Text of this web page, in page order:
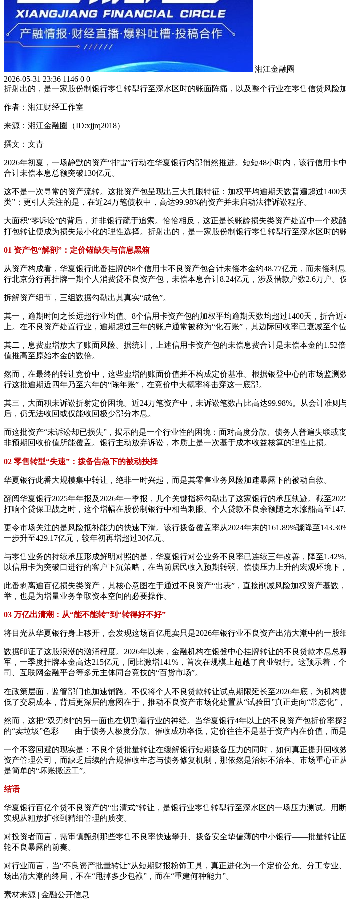
湘江金融圈
2026-05-31 23:36 1146 0 0
折射出的，是一家股份制银行零售转型行至深水区时的账面阵痛，以及整个行业在零售信贷风险
作者：湘江财经工作室
来源：湘江金融圈（ID:xjjrq2018）
撰文：文青
2026年初夏，一场静默的资产“排雷”行动在华夏银行内部悄然推进。短短48小时内，该行信用
合计未偿本息总额突破130亿元。
这不是一次寻常的资产流转。这批资产包呈现出三大扎眼特征：加权平均逾期天数普遍超过
类”；更引人关注的是，在近24万笔债权中，高达99.98%的资产并未启动法律诉讼程序。
大面积“零诉讼”的背后，并非银行疏于追索。恰恰相反，这正是长账龄损失类资产处置中一个
打包转让便成为损失最小化的理性选择。折射出的，是一家股份制银行零售转型行至深水区时的
01 资产包“解剖”：定价锚缺失与信息黑箱
从资产构成看，华夏银行此番挂牌的8个信用卡不良资产包合计未偿本金约48.77亿元，而未偿利
行北京分行再挂牌一期个人消费贷不良资产包，未偿本息合计8.24亿元，涉及借款户数2.6万户。
拆解资产细节，三组数据勾勒出其真实“成色”。
其一，逾期时间之长远超行业均值。8个信用卡资产包的加权平均逾期天数均超过1400天，折合
上。在不良资产处置行业，逾期超过三年的账户通常被称为“化石账”，其边际回收率已衰减至个
其二，息费虚增放大了账面风险。据统计，上述信用卡资产包的未偿息费合计是未偿本金的
值推高至原始本金的数倍。
然而，在最终的转让竞价中，这些虚增的账面价值并不构成定价基准。根据银登中心的市场监
行这批逾期近四年乃至六年的“陈年账”，在竞价中大概率将击穿这一底部。
其三，大面积未诉讼折射定价困境。近24万笔资产中，未诉讼笔数占比高达99.98%。从会计准
后，仍无法收回或仅能收回极少部分本息。
而这批资产“未诉讼却已损失”，揭示的是一个行业性的困境：面对高度分散、债务人普遍失联
非预期回收价值所能覆盖。银行主动放弃诉讼，本质上是一次基于成本收益核算的理性止损。
02 零售转型“失速”：拨备告急下的被动抉择
华夏银行此番大规模集中转让，绝非一时兴起，而是其零售业务风险加速暴露下的被动自救。
翻阅华夏银行2025年年报及2026年一季报，几个关键指标勾勒出了这家银行的承压轨迹。截至
打响个贷保卫战之时，这个增幅在股份制银行中相当刺眼。个人贷款不良余额随之水涨船高至
更令市场关注的是风险抵补能力的快速下滑。该行拨备覆盖率从2024年末的161.89%骤降至
一步升至429.17亿元，较年初再增超过30亿元。
与零售业务的持续承压形成鲜明对照的是，华夏银行对公业务不良率已连续三年改善，降至
以信用卡为突破口进行的客户下沉策略，在当前居民收入预期转弱、偿债压力上升的宏观环境下
此番剥离逾百亿损失类资产，其核心意图在于通过不良资产“出表”，直接削减风险加权资产基
举，也是为增量业务争取资本空间的必要操作。
03 万亿出清潮：从“能不能转”到“转得好不好”
将目光从华夏银行身上移开，会发现这场百亿甩卖只是2026年银行业不良资产出清大潮中的一股细
数据印证了这股浪潮的汹涌程度。2026年以来，金融机构在银登中心挂牌转让的不良贷款本息
军，一季度挂牌本金高达215亿元，同比激增141%，首次在规模上超越了商业银行。这预示着
司、互联网金融平台等多元主体同台竞技的“百货市场”。
在政策层面，监管部门也加速铺路。不仅将个人不良贷款转让试点期限延长至2026年底，为机
低了交易成本，背后更深层的意图在于，推动不良资产市场化处置从“试验田”真正走向“常态化”
然而，这把“双刃剑”的另一面也在切割着行业的神经。当华夏银行4年以上的不良资产包折价率
的“卖垃圾”色彩——由于债务人极度分散、催收成功率低，定价往往不是基于资产内在价值，而是
一个不容回避的现实是：不良个贷批量转让在缓解银行短期拨备压力的同时，如何真正提升回
资产管理公司，而缺乏后续的合规催收生态与债务修复机制，那依然是治标不治本。市场重心
是简单的“坏账搬运工”。
结语
华夏银行百亿个贷不良资产的“出清式”转让，是银行业零售转型行至深水区的一场压力测试。
实现从粗放扩张到精细管理的质变。
对投资者而言，需审慎甄别那些零售不良率快速攀升、拨备安全垫偏薄的中小银行——批量转让
轮不良暴露的前奏。
对行业而言，当“不良资产批量转让”从短期财报粉饰工具，真正进化为一个定价公允、分工专
场出清大潮的终局，不在“甩掉多少包袱”，而在“重建何种能力”。
素材来源 | 金融公开信息